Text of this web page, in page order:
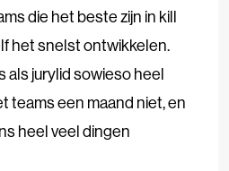
die het beste zijn in kill
het snelst ontwikkelen.
als jurylid sowieso heel
teams een maand niet, en
heel veel dingen